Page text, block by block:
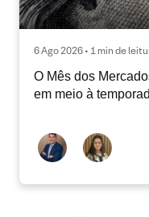
6 Ago 2026 • 1 min de
O Mês dos
em meio à